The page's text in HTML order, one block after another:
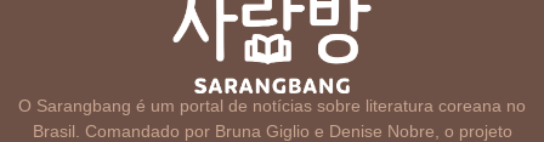
O Sarangbang é um portal de notícias sobre literatura coreana no
Brasil. Comandado por Bruna Giglio e Denise Nobre, o projeto